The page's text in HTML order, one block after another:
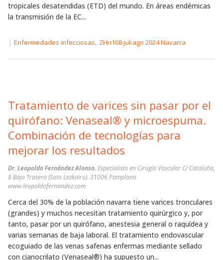
tropicales desatendidas (ETD) del mundo. En áreas endémicas
la transmisión de la EC...
| Enfermedades infecciosas, ZHn108 jul-ago 2024 Navarra
Tratamiento de varices sin pasar por el
quirófano: Venaseal® y microespuma.
Combinación de tecnologías para
mejorar los resultados
Dr. Leopoldo Fernández Alonso. Especialista en Cirugía Vascular C/ Cataluña,
8 Bajo Trasera (Soto Lezkairu). 31006 Pamplona
www.leopoldofernandez.com
Cerca del 30% de la población navarra tiene varices tronculares
(grandes) y muchos necesitan tratamiento quirúrgico y, por
tanto, pasar por un quirófano, anestesia general o raquídea y
varias semanas de baja laboral. El tratamiento endovascular
ecoguiado de las venas safenas enfermas mediante sellado
con cianocrilato (Venaseal®) ha supuesto un...